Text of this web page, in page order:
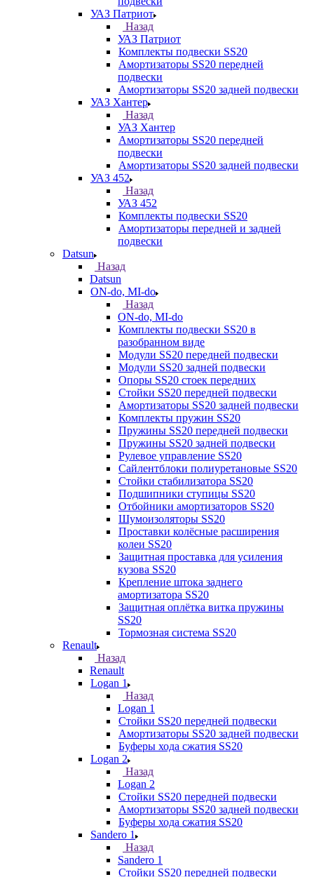
УАЗ Патриот
Назад
УАЗ Патриот
Комплекты подвески SS20
Амортизаторы SS20 передней
подвески
Амортизаторы SS20 задней подвески
УАЗ Хантер
Назад
УАЗ Хантер
Амортизаторы SS20 передней
подвески
Амортизаторы SS20 задней подвески
УАЗ 452
Назад
УАЗ 452
Комплекты подвески SS20
Амортизаторы передней и задней
подвески
Datsun
Назад
Datsun
ON-do, MI-do
Назад
ON-do, MI-do
Комплекты подвески SS20 в
разобранном виде
Модули SS20 передней подвески
Модули SS20 задней подвески
Опоры SS20 стоек передних
Стойки SS20 передней подвески
Амортизаторы SS20 задней подвески
Комплекты пружин SS20
Пружины SS20 передней подвески
Пружины SS20 задней подвески
Рулевое управление SS20
Сайлентблоки полиуретановые SS20
Стойки стабилизатора SS20
Подшипники ступицы SS20
Отбойники амортизаторов SS20
Шумоизоляторы SS20
Проставки колёсные расширения
колеи SS20
Защитная проставка для усиления
кузова SS20
Крепление штока заднего
амортизатора SS20
Защитная оплётка витка пружины
SS20
Тормозная система SS20
Renault
Назад
Renault
Logan 1
Назад
Logan 1
Стойки SS20 передней подвески
Амортизаторы SS20 задней подвески
Буферы хода сжатия SS20
Logan 2
Назад
Logan 2
Стойки SS20 передней подвески
Амортизаторы SS20 задней подвески
Буферы хода сжатия SS20
Sandero 1
Назад
Sandero 1
Стойки SS20 передней подвески